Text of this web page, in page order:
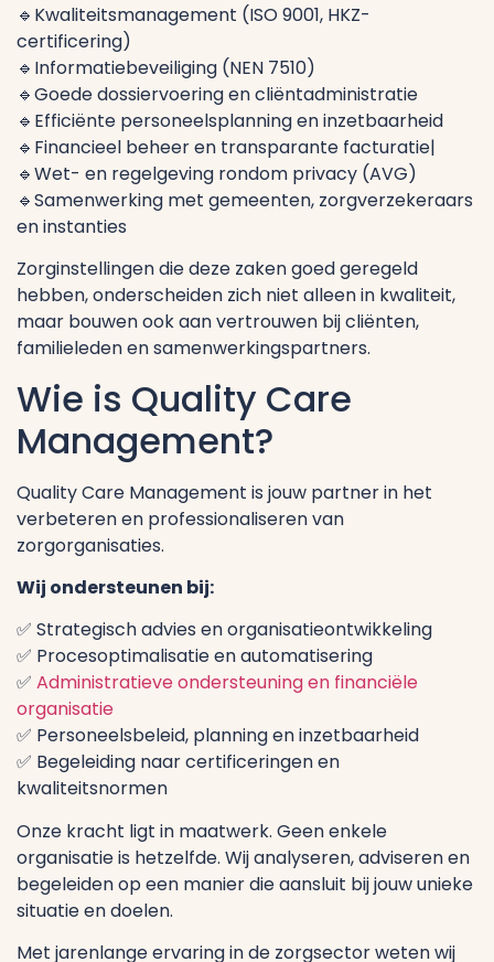
🔹Kwaliteitsmanagement (ISO 9001, HKZ-
certificering)
🔹Informatiebeveiliging (NEN 7510)
🔹Goede dossiervoering en cliëntadministratie
🔹Efficiënte personeelsplanning en inzetbaarheid
🔹Financieel beheer en transparante facturatie|
🔹Wet- en regelgeving rondom privacy (AVG)
🔹Samenwerking met gemeenten, zorgverzekeraars
en instanties
Zorginstellingen die deze zaken goed geregeld
hebben, onderscheiden zich niet alleen in kwaliteit,
maar bouwen ook aan vertrouwen bij cliënten,
familieleden en samenwerkingspartners.
Wie is Quality Care
Management?
Quality Care Management is jouw partner in het
verbeteren en professionaliseren van
zorgorganisaties.
Wij ondersteunen bij:
✅ Strategisch advies en organisatieontwikkeling
✅ Procesoptimalisatie en automatisering
✅ Administratieve ondersteuning en financiële
organisatie
✅ Personeelsbeleid, planning en inzetbaarheid
✅ Begeleiding naar certificeringen en
kwaliteitsnormen
Onze kracht ligt in maatwerk. Geen enkele
organisatie is hetzelfde. Wij analyseren, adviseren en
begeleiden op een manier die aansluit bij jouw unieke
situatie en doelen.
Met jarenlange ervaring in de zorgsector weten wij